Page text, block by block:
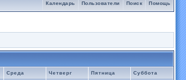
Помощь
Поиск
Пользователи
Календарь
Среда Четверг Пятница Суббота